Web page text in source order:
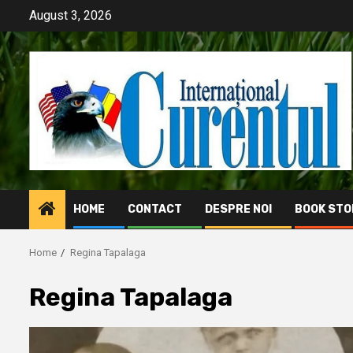
content
August 3, 2026
HOME CONTACT DESPRE NOI BOOK
Home Regina Tapalaga
Regina Tapalaga